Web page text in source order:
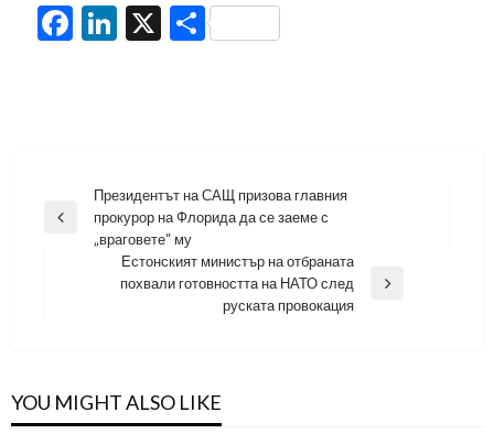
Facebook
LinkedIn
X Share
Навигация
Previous
Президентът на САЩ призова главния
прокурор на Флорида да се заеме с
„враговете“ му
Естонският министър на отбраната
похвали готовността на НАТО след
руската провокация
YOU MIGHT ALSO LIKE